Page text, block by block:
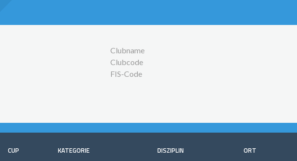
Clubname
Clubcode
FIS-Code
CUP KATEGORIE DISZIPLIN ORT